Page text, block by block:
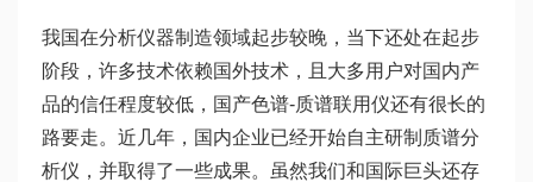
我国在分析仪器制造领域起步较晚，当下还处在起步
阶段，许多技术依赖国外技术，且大多用户对国内产
品的信任程度较低，国产色谱-质谱联用仪还有很长的
路要走。近几年，国内企业已经开始自主研制质谱分
析仪，并取得了一些成果。虽然我们和国际巨头还存